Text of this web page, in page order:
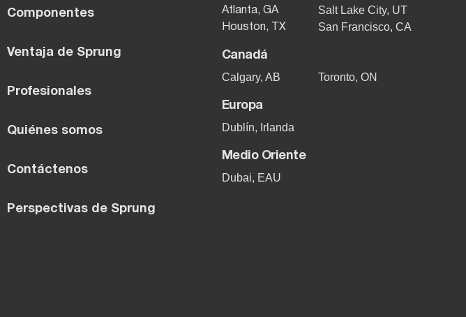
Componentes
Ventaja de Sprung
Profesionales
Quiénes somos
Contáctenos
Perspectivas de Sprung
Atlanta, GA
Houston, TX
Salt Lake City, UT
San Francisco, CA
Canadá
Calgary, AB
Toronto, ON
Europa
Dublín, Irlanda
Medio Oriente
Dubai, EAU